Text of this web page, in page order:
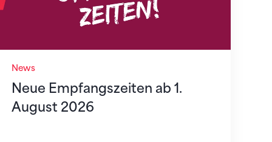
News
Neue Empfangszeiten ab 1.
August 2026